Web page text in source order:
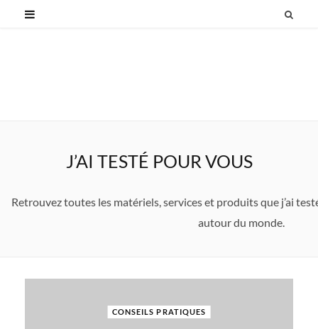
J’AI TESTÉ POUR VOUS
Retrouvez toutes les matériels, services et produits que j’ai
autour du monde.
CONSEILS PRATIQUES